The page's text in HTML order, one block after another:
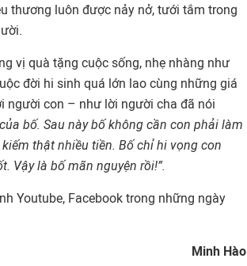
thương luôn được nảy nở, tưới tắm trong
vị quà tặng cuộc sống, nhẹ nhàng như
đời hi sinh quá lớn lao cùng những giá
người con – như lời người cha đã nói
bố. Sau này bố không cần con phải làm
thật nhiều tiền. Bố chỉ hi vọng con
Vậy là bố mãn nguyện rồi!”.
Youtube, Facebook trong những ngày
Minh Hào